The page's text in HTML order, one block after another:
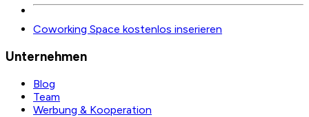
Coworking Space kostenlos inserieren
Unternehmen
Blog
Team
Werbung & Kooperation